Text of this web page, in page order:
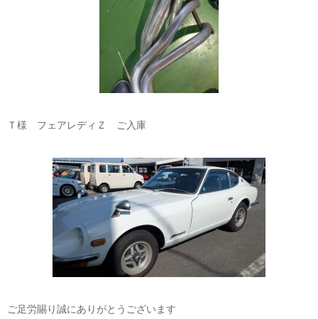
Ｔ様 フェアレディＺ ご入庫
ご足労賜り誠にありがとうございます